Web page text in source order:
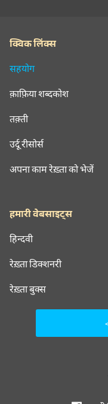
क्विक लिंक्स
सहयोग
क़ाफ़िया शब्दकोश
तक़्ती
उर्दू रीसोर्स
अपना काम रेख़्ता को भेजें
हमारी वेबसाइट्स
हिन्दवी
रेख़्ता डिक्शनरी
रेख़्ता बुक्स